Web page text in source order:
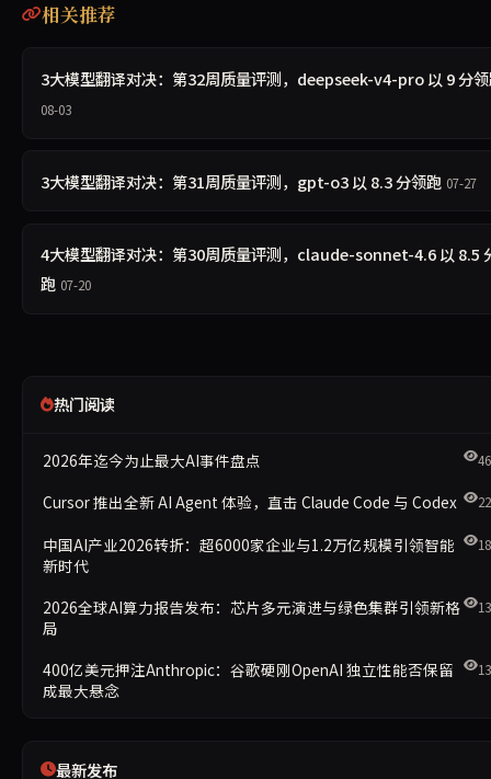
相关推荐
3大模型翻译对决：第32周质量评测，deepseek-v4-pro 以 9 分
08-03
3大模型翻译对决：第31周质量评测，gpt-o3 以 8.3 分领跑 07-27
4大模型翻译对决：第30周质量评测，claude-sonnet-4.6 以 8.5
跑 07-20
热门阅读
2026年迄今为止最大AI事件盘点
Cursor 推出全新 AI Agent 体验，直击 Claude Code 与 Codex
中国AI产业2026转折：超6000家企业与1.2万亿规模引领智能
新时代
2026全球AI算力报告发布：芯片多元演进与绿色集群引领新格
局
400亿美元押注Anthropic：谷歌硬刚OpenAI 独立性能否保留
成最大悬念
最新发布